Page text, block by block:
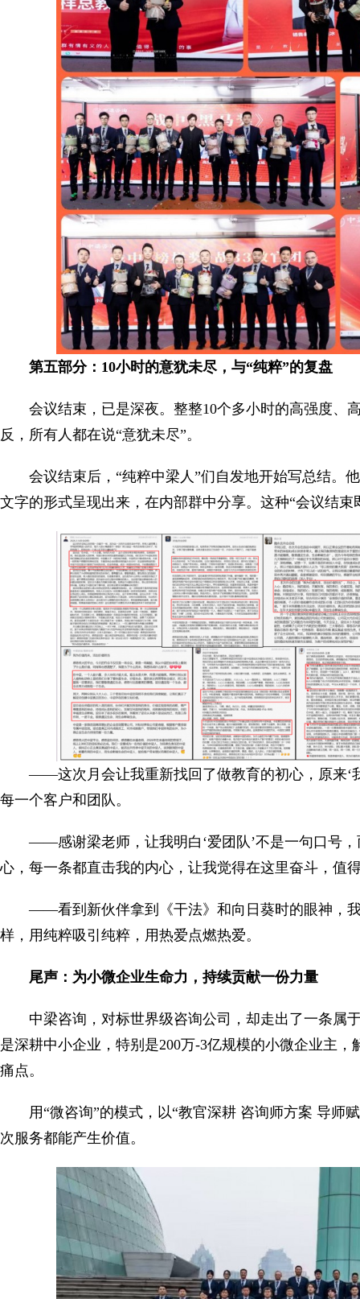
第五部分：10小时的意犹未尽，与“纯粹”的复盘
会议结束，已是深夜。整整10个多小时的高强度、
反，所有人都在说“意犹未尽”。
会议结束后，“纯粹中梁人”们自发地开始写总结。
文字的形式呈现出来，在内部群中分享。这种“会议结
——这次月会让我重新找回了做教育的初心，原来‘
每一个客户和团队。
——感谢梁老师，让我明白‘爱团队’不是一句口号
心，每一条都直击我的内心，让我觉得在这里奋斗，值
——看到新伙伴拿到《干法》和向日葵时的眼神，
样，用纯粹吸引纯粹，用热爱点燃热爱。
尾声：为小微企业生命力，持续贡献一份力量
中梁咨询，对标世界级咨询公司，却走出了一条属
是深耕中小企业，特别是200万-3亿规模的小微企业主，
痛点。
用“微咨询”的模式，以“教官深耕 咨询师方案 导师
次服务都能产生价值。